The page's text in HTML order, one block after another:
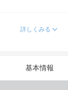
詳しくみる
基本情報